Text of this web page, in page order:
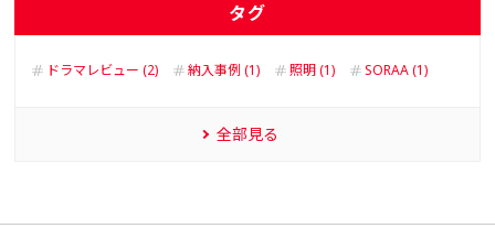
タグ
ドラマレビュー (2) 納入事例 (1) 照明 (1) SORAA (1)
全部見る